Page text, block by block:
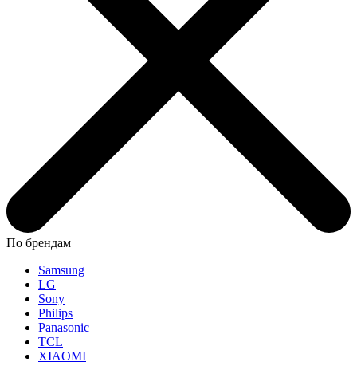
По брендам
Samsung
LG
Sony
Philips
Panasonic
TCL
XIAOMI